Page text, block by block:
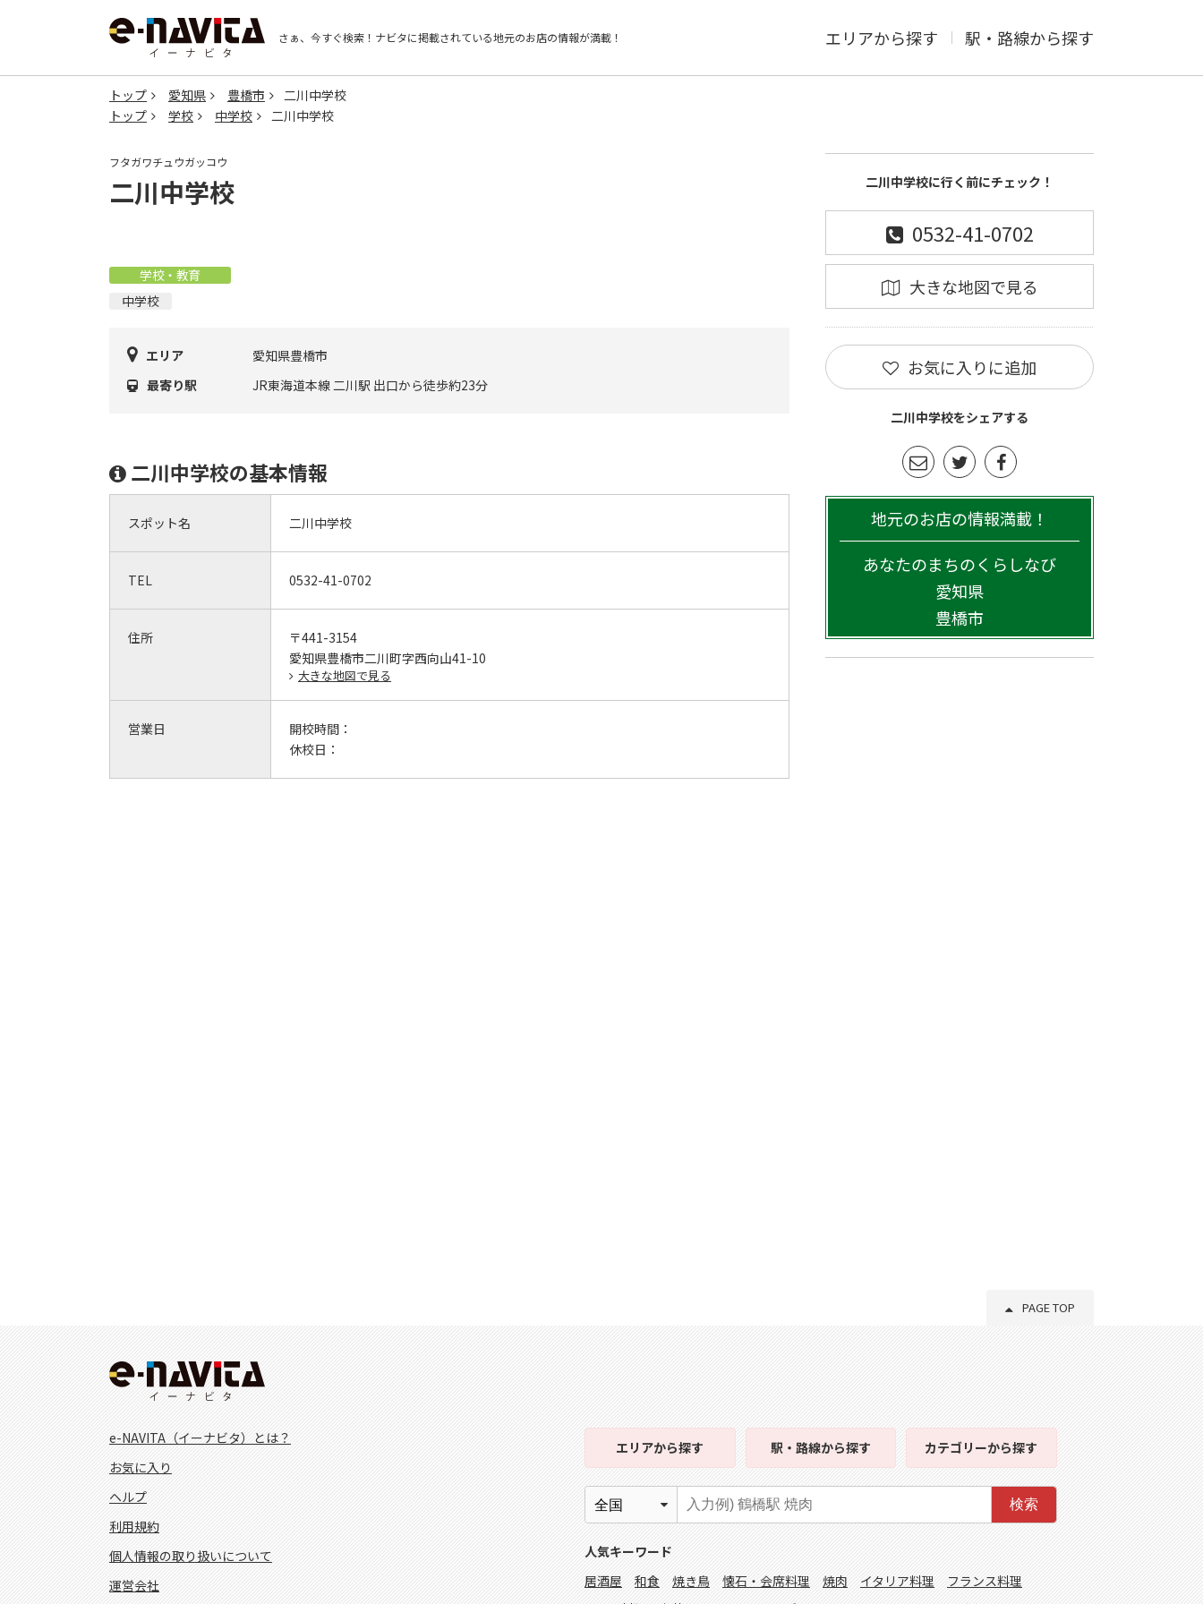
さぁ、今すぐ検索！ ナビタに掲載されている地元のお店の情報が満載！ エリアから探す 駅・路線から探す
トップ 愛知県 豊橋市
二川中学校
トップ
学校 中学校 二川中学校
フタガワチュウガッコウ
二川中学校
学校・教育
中学校
エリア
愛知県豊橋市
最寄り駅
JR東海道本線 二川駅 出口から徒歩約23分
二川中学校の基本情報
スポット名 二川中学校
TEL 0532-41-0702
住所
〒441-3154
愛知県豊橋市二川町字西向山41-10
大きな地図で見る
営業日
開校時間：
休校日：
二川中学校に行く前にチェック！
0532-41-0702
大きな地図で見る
お気に入りに追加
二川中学校をシェアする
地元のお店の情報満載！
あなたのまちのくらしなび
愛知県
豊橋市
PAGE TOP
e-NAVITA（イーナビタ）とは？
お気に入り
ヘルプ
利用規約
個人情報の取り扱いについて
運営会社
エリアから探す 駅・路線から探す カテゴリーから探す
検索
人気キーワード
居酒屋
和食 焼き鳥 懐石・会席料理 焼肉 イタリア料理
フランス料理